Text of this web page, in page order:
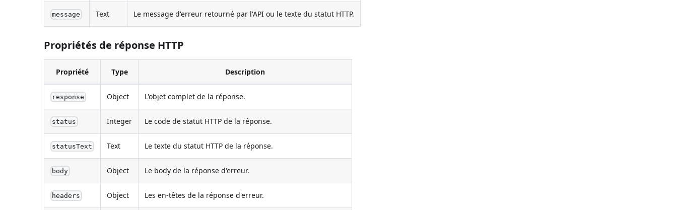
message Text Le message d'erreur retourné par l'API ou le texte du statut HTTP.
Propriétés de réponse HTTP
Propriété Type Description
response Object L'objet complet de la réponse.
status Integer Le code de statut HTTP de la réponse.
statusText Text Le texte du statut HTTP de la réponse.
body Object Le body de la réponse d'erreur.
headers Object Les en-têtes de la réponse d'erreur.